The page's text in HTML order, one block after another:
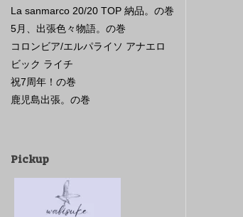
La sanmarco 20/20 TOP 納品。の巻
5月、出張色々物語。の巻
コロンビア/エルパライソ アナエロ
ビック ライチ
祝7周年！の巻
鹿児島出張。の巻
Pickup